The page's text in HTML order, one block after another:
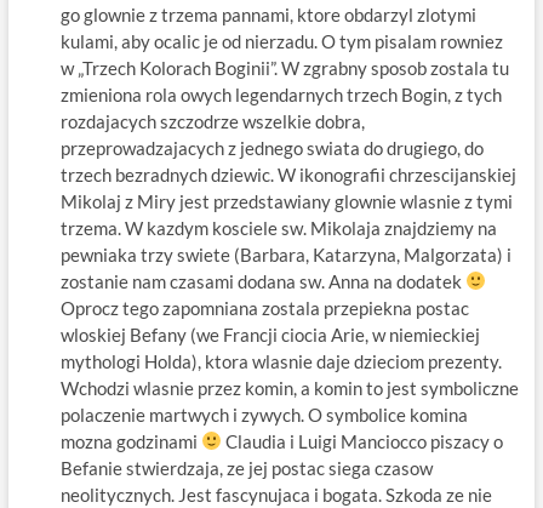
go glownie z trzema pannami, ktore obdarzyl zlotymi
kulami, aby ocalic je od nierzadu. O tym pisalam rowniez
w „Trzech Kolorach Boginii”. W zgrabny sposob zostala tu
zmieniona rola owych legendarnych trzech Bogin, z tych
rozdajacych szczodrze wszelkie dobra,
przeprowadzajacych z jednego swiata do drugiego, do
trzech bezradnych dziewic. W ikonografii chrzescijanskiej
Mikolaj z Miry jest przedstawiany glownie wlasnie z tymi
trzema. W kazdym kosciele sw. Mikolaja znajdziemy na
pewniaka trzy swiete (Barbara, Katarzyna, Malgorzata) i
zostanie nam czasami dodana sw. Anna na dodatek
Oprocz tego zapomniana zostala przepiekna postac
wloskiej Befany (we Francji ciocia Arie, w niemieckiej
mythologi Holda), ktora wlasnie daje dzieciom prezenty.
Wchodzi wlasnie przez komin, a komin to jest symboliczne
polaczenie martwych i zywych. O symbolice komina
mozna godzinami
Claudia i Luigi Manciocco piszacy o
Befanie stwierdzaja, ze jej postac siega czasow
neolitycznych. Jest fascynujaca i bogata. Szkoda ze nie